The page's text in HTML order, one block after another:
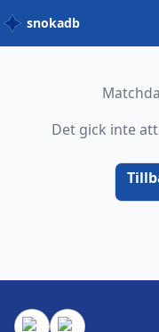
snokadb
Det gick inte